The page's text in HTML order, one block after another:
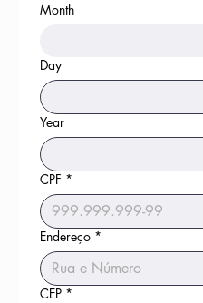
Month
Day
Year
CPF *
Endereço *
CEP *